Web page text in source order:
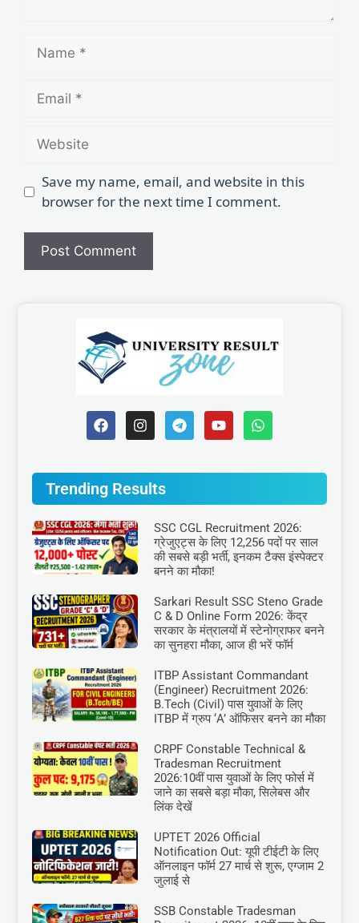
Save my name, email, and website in this
browser for the next time I comment.
Trending Results
SSC CGL Recruitment 2026:
ग्रेजुएट्स के लिए 12,256 पदों पर साल
की सबसे बड़ी भर्ती, इनकम टैक्स इंस्पेक्टर
बनने का मौका!
Sarkari Result SSC Steno Grade
C & D Online Form 2026: केंद्र
सरकार के मंत्रालयों में स्टेनोग्राफर बनने
का सुनहरा मौका, आज ही भरें फॉर्म
ITBP Assistant Commandant
(Engineer) Recruitment 2026:
B.Tech (Civil) पास युवाओं के लिए
ITBP में ग्रुप ‘A’ ऑफिसर बनने का मौका
CRPF Constable Technical &
Tradesman Recruitment
2026:10वीं पास युवाओं के लिए फोर्स में
जाने का सबसे बड़ा मौका, सिलेबस और
लिंक देखें
UPTET 2026 Official
Notification Out: यूपी टीईटी के लिए
ऑनलाइन फॉर्म 27 मार्च से शुरू, एग्जाम 2
जुलाई से
SSB Constable Tradesman